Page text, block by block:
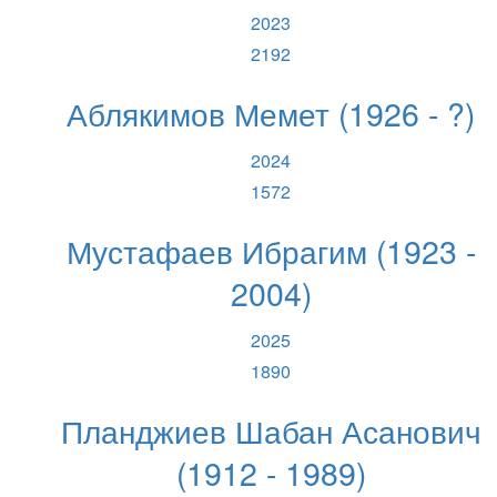
2023
2192
Аблякимов Мемет (1926 - ?)
2024
1572
Мустафаев Ибрагим (1923 -
2004)
2025
1890
Планджиев Шабан Асанович
(1912 - 1989)